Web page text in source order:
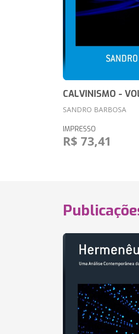
CALVINISMO -
SANDRO BARBOSA
IMPRESSO
R$ 73,41